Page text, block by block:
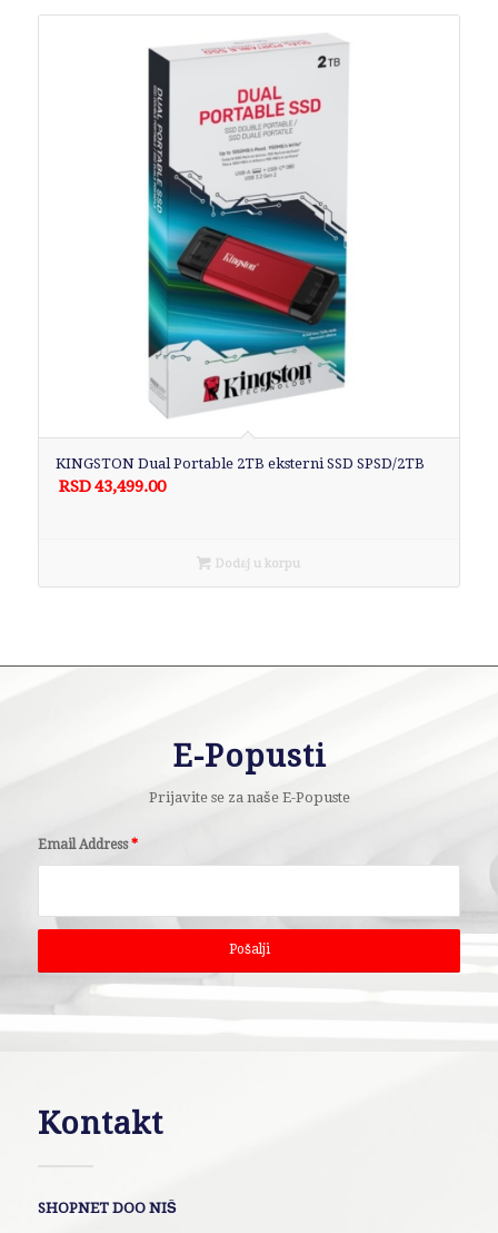
KINGSTON Dual Portable 2TB eksterni SSD SPSD/2TB
RSD43,499.00
Dodaj u korpu
E-Popusti
Prijavite se za naše E-Popuste
Email Address*
Kontakt
SHOPNET DOO NIŠ